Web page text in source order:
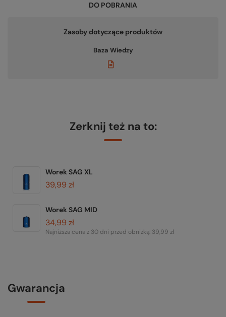
DO POBRANIA
Zasoby dotyczące produktów
Baza Wiedzy
Zerknij też na to:
Worek SAG XL
39,99 zł
Worek SAG MID
34,99 zł
Najniższa cena z 30 dni przed obniżką: 39,99 zł
Gwarancja